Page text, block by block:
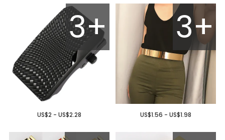
3+
US$1.56 - US$1.98
3+
US$2 - US$2.28